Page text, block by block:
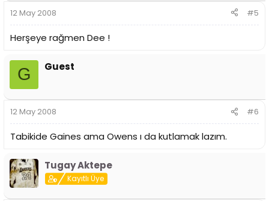
12 May 2008 #5
Herşeye rağmen Dee !
G Guest
12 May 2008 #6
Tabikide Gaines ama Owens ı da kutlamak lazım.
Tugay Aktepe
Kayıtlı Üye